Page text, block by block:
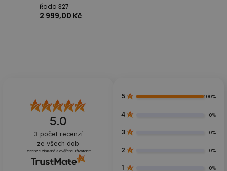
Řada 327
2 999,00 Kč
5.0
3 počet recenzí
ze všech dob
Recenze získané a ověřené uživatelem
5 100%
4 0%
3 0%
2 0%
1 0%